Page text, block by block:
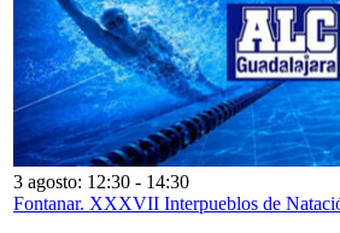
3 agosto: 12:30 - 14:30
Fontanar. XXXVII Interpueblos de